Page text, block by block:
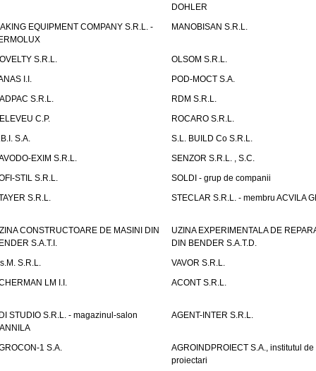
DOHLER
EQUIPMENT COMPANY S.R.L. -
MANOBISAN S.R.L.
S.R.L.
OLSOM S.R.L.
I.I.
POD-MOCT S.A.
S.R.L.
RDM S.R.L.
C.P.
ROCARO S.R.L.
S.A.
S.L. BUILD Co S.R.L.
EXIM S.R.L.
SENZOR S.R.L. , S.C.
STIL S.R.L.
SOLDI - grup de companii
S.R.L.
STECLAR S.R.L. - membru ACVILA
CONSTRUCTOARE DE MASINI DIN
S.A.T.I.
UZINA EXPERIMENTALA DE
DIN BENDER S.A.T.D.
S.R.L.
VAVOR S.R.L.
LM I.I.
ACONT S.R.L.
STUDIO S.R.L. - magazinul-salon
AGENT-INTER S.R.L.
1 S.A.
AGROINDPROIECT S.A., institutul de
proiectari